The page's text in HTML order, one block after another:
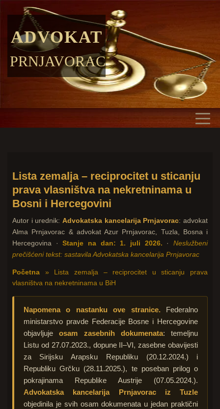
ADVOKAT
PRNJAVORAC
Lista zemalja – reciprocitet u sticanju
prava vlasništva na nekretninama u
Bosni i Hercegovini
Autor i urednik: Advokatska kancelarija Prnjavorac: advokat
Alma Prnjavorac & advokat Azur Prnjavorac, Tuzla, Bosna i
Hercegovina ·Stanje na dan: 1. juli 2026. ·Neslužbeni
prečišćeni tekst: sastavila Advokatska kancelarija Prnjavorac
Početna » Lista zemalja – reciprocitet u sticanju prava
vlasništva na nekretninama u BiH
Napomena o nastanku ove stranice.Federalno
ministarstvo pravde Federacije Bosne i Hercegovine
objavljujeosam zasebnih dokumenata: temeljnu
Listu od 27.07.2023., dopune II–VI, zasebne obavijesti
za Sirijsku Arapsku Republiku (20.12.2024.) i
Republiku Grčku (28.11.2025.), te poseban prilog o
pokrajinama Republike Austrije (07.05.2024.).
Advokatska kancelarija Prnjavorac iz Tuzle
objedinila je svih osam dokumenata u jedan praktični